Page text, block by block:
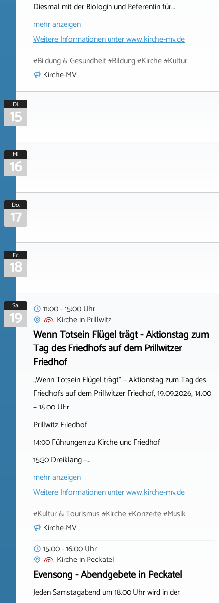
Diesmal mit der Biologin und Referentin für…
mehr anzeigen
Weitere Informationen unterwww.kirche-mv.de
#Bildung & Gesundheit #Bildung #Kirche #Kultur
Kirche-MV
Di.
15
Mi.
16
Do.
17
Fr.
18
Sa.
19
11:00 - 15:00 Uhr
KircheinPrillwitz
Wenn Totsein Flügel trägt - Aktionstag zum
Tag des Friedhofs auf dem Prillwitzer
Friedhof
„Wenn Totsein Flügel trägt“ – Aktionstag zum Tag des
Friedhofs auf dem Prillwitzer Friedhof, 19.09.2026, 14.00
– 18.00 Uhr
Prillwitz Friedhof
14:00 Führungen zu Kirche und Friedhof
15:30 Dreiklang –…
mehr anzeigen
Weitere Informationen unterwww.kirche-mv.de
#Kultur & Tourismus #Kirche #Konzerte #Musik
Kirche-MV
15:00 - 16:00 Uhr
KircheinPeckatel
Evensong - Abendgebete in Peckatel
Jeden Samstagabend um 18.00 Uhr wird in der